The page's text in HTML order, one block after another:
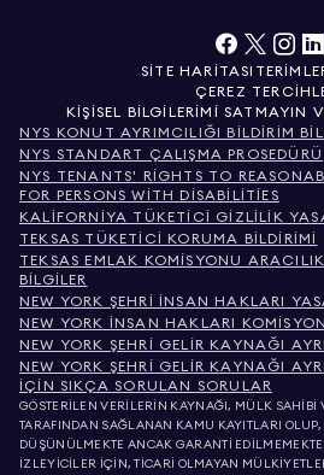
SITE HARITASI
ÇEREZ
KIŞISEL BILGILERIMI SATMAYIN
NYS KONUT AYRIMCILIĞI BILDIRIM
NYS STANDART ÇALIŞMA PROSEDÜRÜ
NYS TENANTS' RIGHTS TO
FOR PERSONS WITH DISABILITIES
KALIFORNIYA TÜKETICI GIZLILIK
TEKSAS TÜKETICI KORUMA BILDIRIMI
TEKSAS EMLAK KOMISYONU
BILGILER
NEW YORK ŞEHRI İNSAN HAKLARI
NEW YORK İNSAN HAKLARI
NEW YORK ŞEHRI GELIR KAYNAĞI
NEW YORK ŞEHRI GELIR KAYNAĞI
İÇIN SIKÇA SORULAN SORULAR
GÖSTERİLEN VERİLERİN KAYNAĞI, MÜLK SAHİBİ
TARAFINDAN SAĞLANAN KAMU KAYITLARI
DÜŞÜNÜLMEKTE ANCAK GARANTİ
İZLEYİCİLER İÇİN, TİCARİ OLMAYAN